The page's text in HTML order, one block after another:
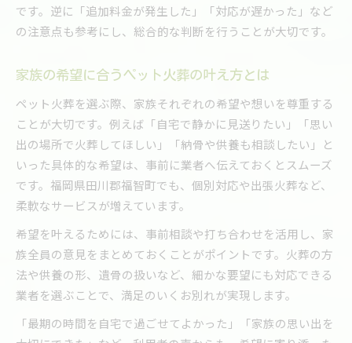
です。逆に「追加料金が発生した」「対応が遅かった」など
の注意点も参考にし、総合的な判断を行うことが大切です。
家族の希望に合うペット火葬の叶え方とは
ペット火葬を選ぶ際、家族それぞれの希望や想いを尊重する
ことが大切です。例えば「自宅で静かに見送りたい」「思い
出の場所で火葬してほしい」「納骨や供養も相談したい」と
いった具体的な希望は、事前に業者へ伝えておくとスムーズ
です。福岡県田川郡福智町でも、個別対応や出張火葬など、
柔軟なサービスが増えています。
希望を叶えるためには、事前相談や打ち合わせを活用し、家
族全員の意見をまとめておくことがポイントです。火葬の方
法や供養の形、遺骨の扱いなど、細かな要望にも対応できる
業者を選ぶことで、満足のいくお別れが実現します。
「最期の時間を自宅で過ごせてよかった」「家族の思い出を